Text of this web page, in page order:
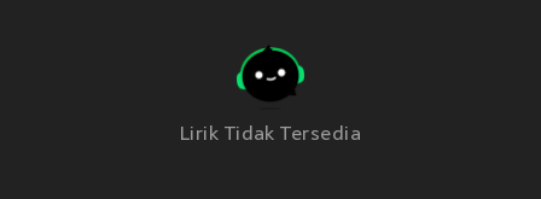
Lirik Tidak Tersedia